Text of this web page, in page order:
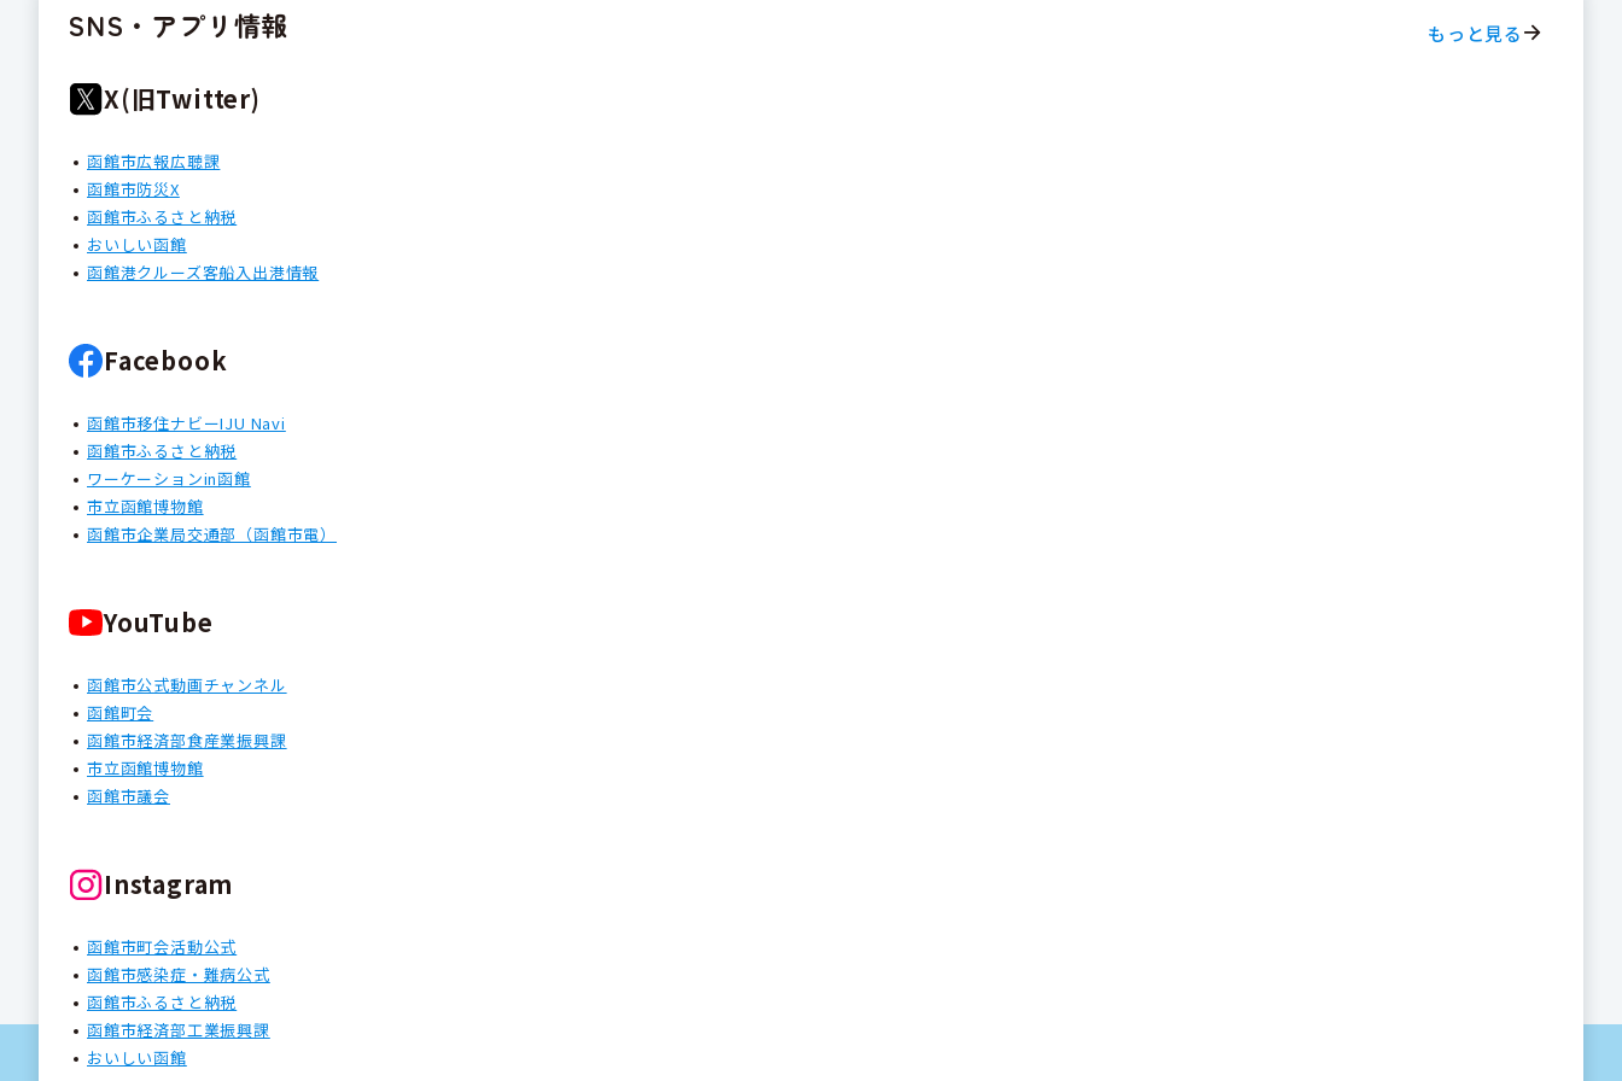
SNS・アプリ情報 もっと見る
X(旧Twitter)
函館市広報広聴課
函館市防災X
函館市ふるさと納税
おいしい函館
函館港クルーズ客船入出港情報
Facebook
函館市移住ナビーIJU Navi
函館市ふるさと納税
ワーケーションin函館
市立函館博物館
函館市企業局交通部（函館市電）
YouTube
函館市公式動画チャンネル
函館町会
函館市経済部食産業振興課
市立函館博物館
函館市議会
Instagram
函館市町会活動公式
函館市感染症・難病公式
函館市ふるさと納税
函館市経済部工業振興課
おいしい函館